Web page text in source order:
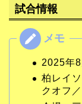
試合情報
2025年
柏レイ
クオフ